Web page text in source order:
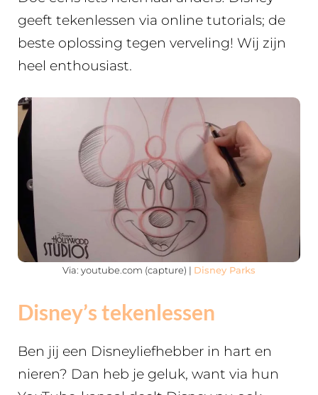
geeft tekenlessen via online tutorials; de
beste oplossing tegen verveling! Wij zijn
heel enthousiast.
Via: youtube.com (capture) | Disney Parks
Disney’s tekenlessen
Ben jij een Disneyliefhebber in hart en
nieren? Dan heb je geluk, want via hun